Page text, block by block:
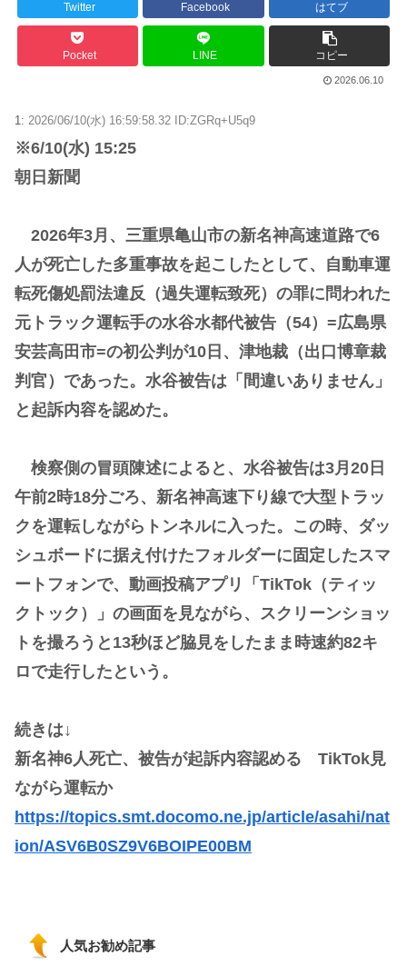
Twitter Facebook はてブ
Pocket LINE コピー
2026.06.10
1: 2026/06/10(水) 16:59:58.32 ID:ZGRq+U5q9
※6/10(水) 15:25
朝日新聞
2026年3月、三重県亀山市の新名神高速道路で6
人が死亡した多重事故を起こしたとして、自動車運
転死傷処罰法違反（過失運転致死）の罪に問われた
元トラック運転手の水谷水都代被告（54）=広島県
安芸高田市=の初公判が10日、津地裁（出口博章裁
判官）であった。水谷被告は「間違いありません」
と起訴内容を認めた。
検察側の冒頭陳述によると、水谷被告は3月20日
午前2時18分ごろ、新名神高速下り線で大型トラッ
クを運転しながらトンネルに入った。この時、ダッ
シュボードに据え付けたフォルダーに固定したスマ
ートフォンで、動画投稿アプリ「TikTok（ティッ
クトック）」の画面を見ながら、スクリーンショッ
トを撮ろうと13秒ほど脇見をしたまま時速約82キ
ロで走行したという。
続きは↓
新名神6人死亡、被告が起訴内容認める TikTok見
ながら運転か
https://topics.smt.docomo.ne.jp/article/asahi/nat
ion/ASV6B0SZ9V6BOIPE00BM
人気お勧め記事